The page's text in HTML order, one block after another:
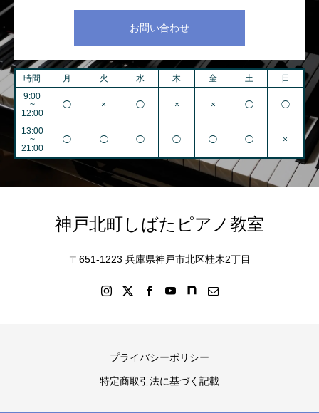
お問い合わせ
時間 月 火 水 木 金 土
日
9:00
~
12:00
◯ × ◯ × × ◯ ◯
13:00
~
21:00
◯ ◯ ◯ ◯ ◯ ◯ ×
神戸北町しばたピアノ教室
〒651-1223 兵庫県神戸市北区桂木2丁目
プライバシーポリシー
特定商取引法に基づく記載